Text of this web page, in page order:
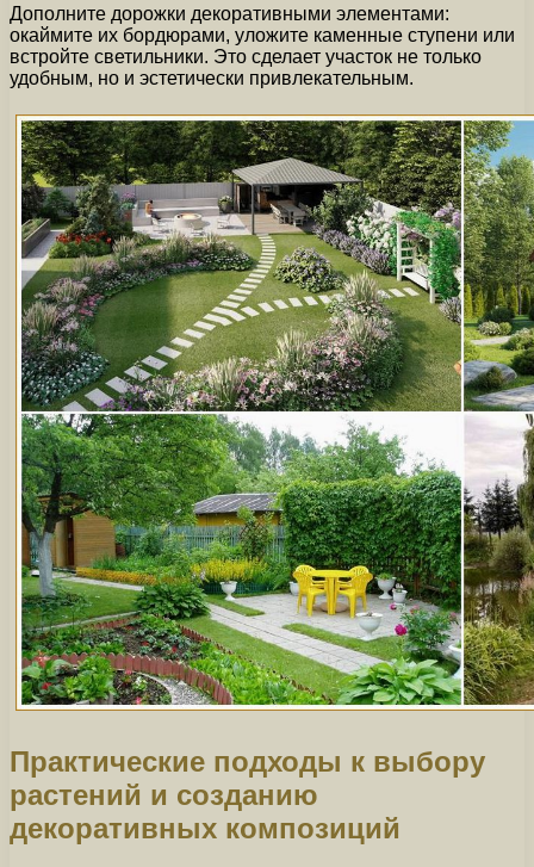
Дополните дорожки декоративными элементами:
окаймите их бордюрами, уложите каменные ступени или
встройте светильники. Это сделает участок не только
удобным, но и эстетически привлекательным.
Практические подходы к выбору
растений и созданию
декоративных композиций